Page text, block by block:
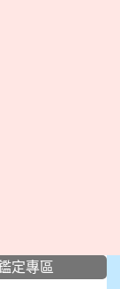
定專區